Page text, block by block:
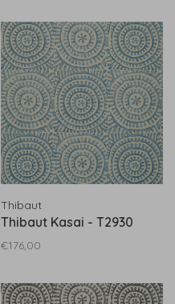
Thibaut
Thibaut Kasai - T2930
€176,00